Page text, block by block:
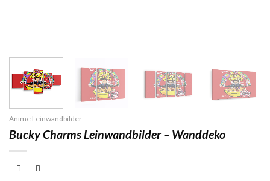
Anime Leinwandbilder
Bucky Charms Leinwandbilder – Wanddeko